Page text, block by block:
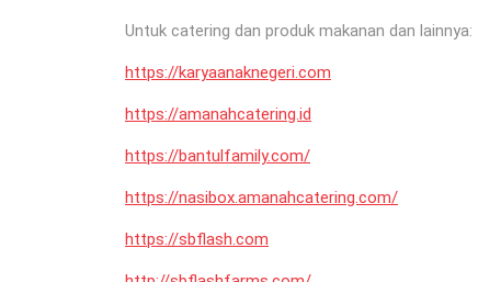
Untuk catering dan produk makanan dan lainnya:
https://karyaanaknegeri.com
https://amanahcatering.id
https://bantulfamily.com/
https://nasibox.amanahcatering.com/
https://sbflash.com